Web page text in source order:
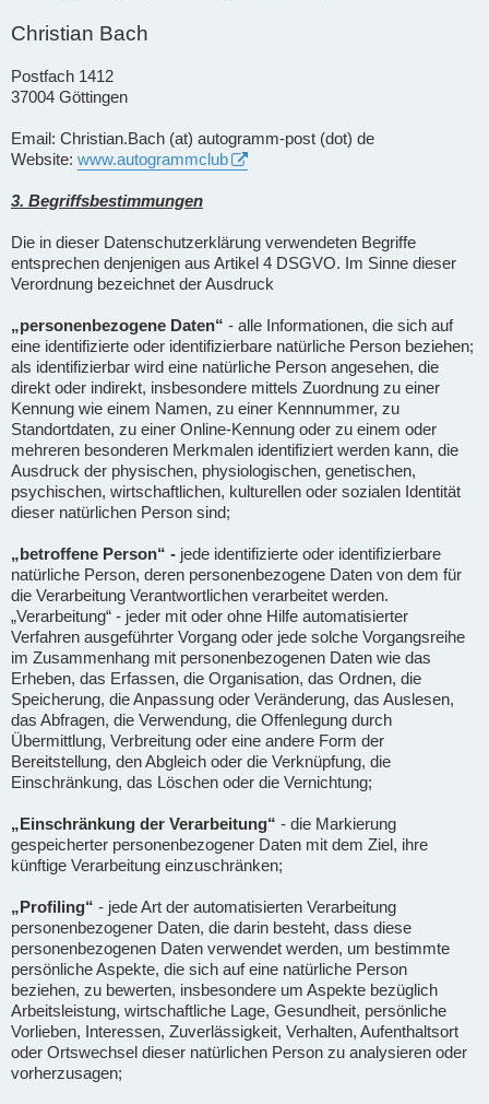
Christian Bach
Postfach 1412
37004 Göttingen
Email: Christian.Bach (at) autogramm-post (dot) de
Website: www.autogrammclub
3. Begriffsbestimmungen
Die in dieser Datenschutzerklärung verwendeten Begriffe
entsprechen denjenigen aus Artikel 4 DSGVO. Im Sinne dieser
Verordnung bezeichnet der Ausdruck
„personenbezogene Daten“ - alle Informationen, die sich auf
eine identifizierte oder identifizierbare natürliche Person beziehen;
als identifizierbar wird eine natürliche Person angesehen, die
direkt oder indirekt, insbesondere mittels Zuordnung zu einer
Kennung wie einem Namen, zu einer Kennnummer, zu
Standortdaten, zu einer Online-Kennung oder zu einem oder
mehreren besonderen Merkmalen identifiziert werden kann, die
Ausdruck der physischen, physiologischen, genetischen,
psychischen, wirtschaftlichen, kulturellen oder sozialen Identität
dieser natürlichen Person sind;
„betroffene Person“ - jede identifizierte oder identifizierbare
natürliche Person, deren personenbezogene Daten von dem für
die Verarbeitung Verantwortlichen verarbeitet werden.
„Verarbeitung“ - jeder mit oder ohne Hilfe automatisierter
Verfahren ausgeführter Vorgang oder jede solche Vorgangsreihe
im Zusammenhang mit personenbezogenen Daten wie das
Erheben, das Erfassen, die Organisation, das Ordnen, die
Speicherung, die Anpassung oder Veränderung, das Auslesen,
das Abfragen, die Verwendung, die Offenlegung durch
Übermittlung, Verbreitung oder eine andere Form der
Bereitstellung, den Abgleich oder die Verknüpfung, die
Einschränkung, das Löschen oder die Vernichtung;
„Einschränkung der Verarbeitung“ - die Markierung
gespeicherter personenbezogener Daten mit dem Ziel, ihre
künftige Verarbeitung einzuschränken;
„Profiling“ - jede Art der automatisierten Verarbeitung
personenbezogener Daten, die darin besteht, dass diese
personenbezogenen Daten verwendet werden, um bestimmte
persönliche Aspekte, die sich auf eine natürliche Person
beziehen, zu bewerten, insbesondere um Aspekte bezüglich
Arbeitsleistung, wirtschaftliche Lage, Gesundheit, persönliche
Vorlieben, Interessen, Zuverlässigkeit, Verhalten, Aufenthaltsort
oder Ortswechsel dieser natürlichen Person zu analysieren oder
vorherzusagen;